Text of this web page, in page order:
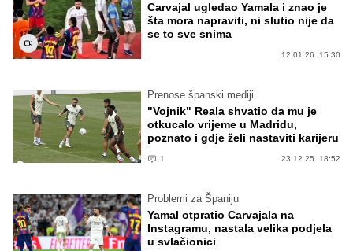
Carvajal ugledao Yamala i znao je
šta mora napraviti, ni slutio nije da
se to sve snima
12.01.26. 15:30
Prenose španski mediji
"Vojnik" Reala shvatio da mu je
otkucalo vrijeme u Madridu,
poznato i gdje želi nastaviti karijeru
1 23.12.25. 18:52
Problemi za Španiju
Yamal otpratio Carvajala na
Instagramu, nastala velika podjela
u svlačionici